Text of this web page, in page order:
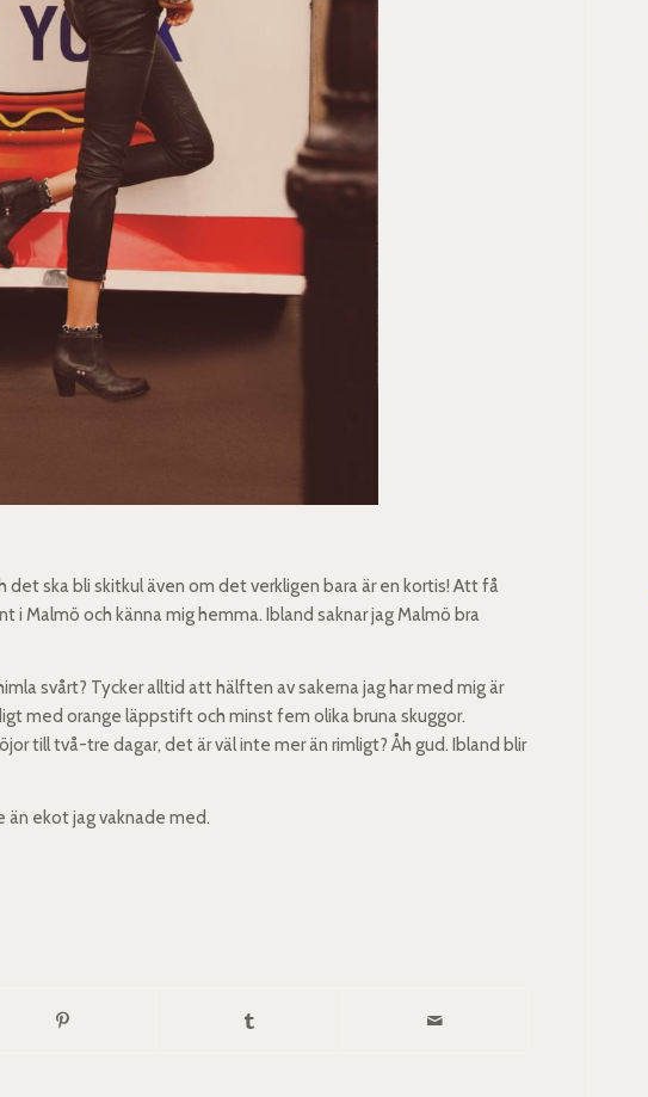
det ska bli skitkul även om det verkligen bara är en kortis! Att få
i Malmö och känna mig hemma. Ibland saknar jag Malmö bra
svårt? Tycker alltid att hälften av sakerna jag har med mig är
med orange läppstift och minst fem olika bruna skuggor.
till två-tre dagar, det är väl inte mer än rimligt? Åh gud. Ibland blir
än ekot jag vaknade med.